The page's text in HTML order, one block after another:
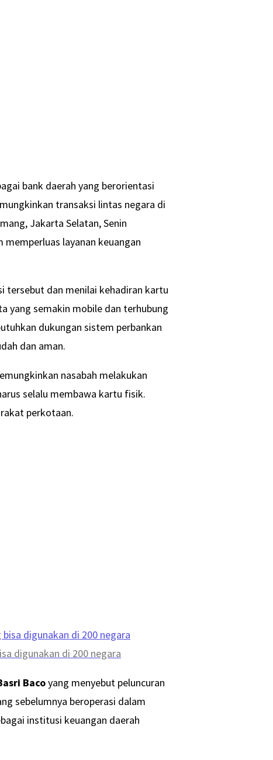
bank daerah yang berorientasi
transaksi lintas negara di
Jakarta Selatan, Senin
layanan keuangan
tersebut dan menilai kehadiran kartu
yang semakin mobile dan terhubung
dukungan sistem perbankan
dan aman.
nasabah melakukan
selalu membawa kartu fisik.
perkotaan.
digunakan di 200 negara
Bacoyang menyebut peluncuran
sebelumnya beroperasi dalam
institusi keuangan daerah